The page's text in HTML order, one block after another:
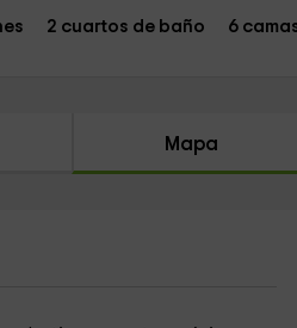
2 cuartos de baño 6
Mapa